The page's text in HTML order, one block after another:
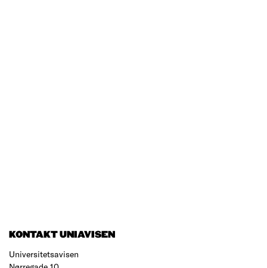
KONTAKT UNIAVISEN
Universitetsavisen